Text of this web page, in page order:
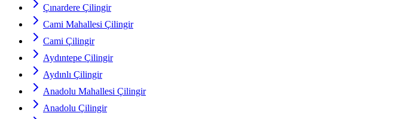
Çınardere Çilingir
Cami Mahallesi Çilingir
Cami Çilingir
Aydıntepe Çilingir
Aydınlı Çilingir
Anadolu Mahallesi Çilingir
Anadolu Çilingir